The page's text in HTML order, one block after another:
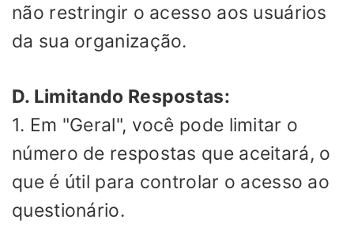
não restringir o acesso aos usuários
da sua organização.
D. Limitando Respostas:
1. Em "Geral", você pode limitar o
número de respostas que aceitará, o
que é útil para controlar o acesso ao
questionário.